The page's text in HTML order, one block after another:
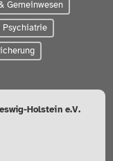
Gemeinwesen
Psychiatrie
Holstein e.V.